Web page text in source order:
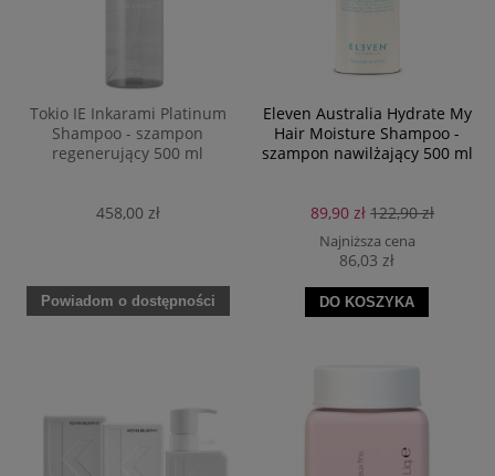
Tokio IE Inkarami Platinum
Shampoo - szampon
regenerujący 500 ml
458,00 zł
Powiadom o dostępności
Eleven Australia Hydrate My
Hair Moisture Shampoo -
szampon nawilżający 500 ml
89,90 zł 122,90 zł
Najniższa cena
86,03 zł
DO KOSZYKA